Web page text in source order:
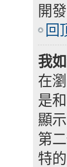
開
回
我
在
是
顯
第
特